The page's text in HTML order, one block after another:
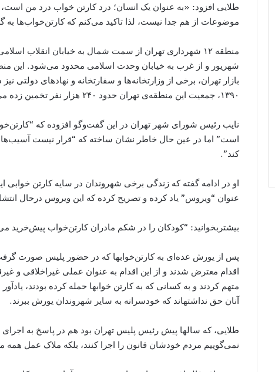
طلایی افزود: «به عنوان یک انسان؛ درد کارتن خواب درد من
موضوعات از هم جدا نیست، لذا تاکید می‌کنم که کارتن‌خواب‌ها به
شهریور و از غرب به خیابان وحدت اسلامی محدود می‌شود. این
بازار تهران، برخی از وزارتخانه‌ها و سفارتخانه و نهادهای
۱۳۹۰، جمعیت این منطقه‌ی تهران حدود ۲۴۰ هزار نفر تخمین زده می‌شود.
نایب رئيس شورای شهر تهران در این گفت‌وگو افزوده که
است” اما در عین حال خاطر نشان ساخته که “قرار نیست
کند”.
او در ادامه گفته که زندگی برخی شهروندان در سایه کارتن
عنوان “ویروس” یاد کرده و تصریح کرده که این ویروس درحال
بیشتربخوانید: “کودکان را در شکم مادران کارتن‌خواب پیش‌خرید
پس از یورش عده‌ای به کارتن‌خواب​ها که در حضور پلیس صورت
اقدام معترض شدند و از این اقدام به عنوان عملی غیراخلاقی و
متهم کردند و به کسانی که به کارتن خواب​ها حمله کرده بودند،
آنان حق نداشته​اند که خودسرانه به سایر شهروندان یورش ببرند.
طلایی، که سال​ها پیش رئیس پلیس تهران بود هم در پاسخ به
نمی‌گوییم مردم خودشان قانون را اجرا کنند، بلکه ملاک عمل همه